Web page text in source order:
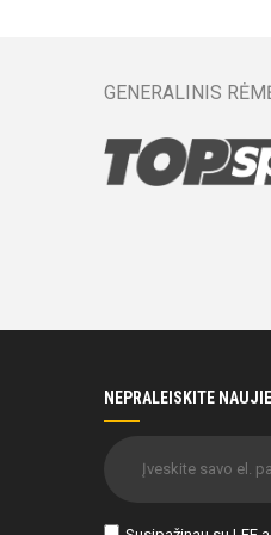
GENERALINIS
NEPRALEISKITE